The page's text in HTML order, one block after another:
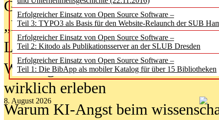
Erfolgreicher Einsatz von Open Source Software –
Teil 3: TYPO3 als Basis für den Website-Relaunch der SUB
Erfolgreicher Einsatz von Open Source Software –
Teil 2: Kitodo als Publikationsserver an der SLUB Dresden
Erfolgreicher Einsatz von Open Source Software –
Teil 1: Die BibApp als mobiler Katalog für über 15 Bibliotheken
8. August 2026
Geisterjagd-Ausrüstung in der
„Library of Things“ unterwegs
Lesen als Infrastrukturaufgabe
Wie Jugendliche Social Media
wirklich erleben
Warum KI-Angst beim